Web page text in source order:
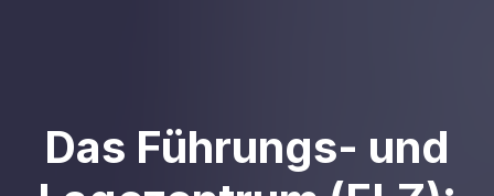
Das Führungs- und